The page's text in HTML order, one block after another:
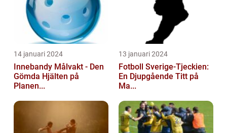
14 januari 2024
Innebandy Målvakt - Den
Gömda Hjälten på
Planen...
13 januari 2024
Fotboll Sverige-Tjeckien:
En Djupgående Titt på
Ma...